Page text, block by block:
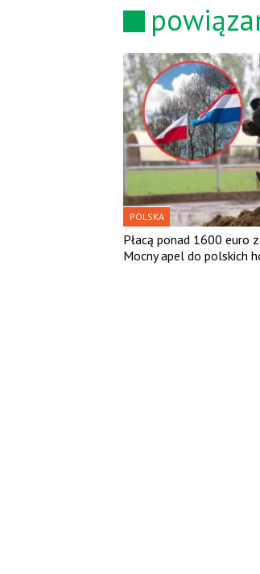
POLSKA
Płacą ponad 1600 euro
Mocny apel do polskich